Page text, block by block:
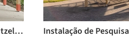
Pavilhão Erkläranlage / Max Otto Zitzelsberger Architekt BDA